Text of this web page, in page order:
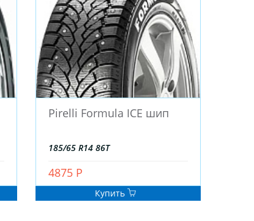
Pirelli Formula ICE шип
185/65 R14 86T
4875 Р
Купить